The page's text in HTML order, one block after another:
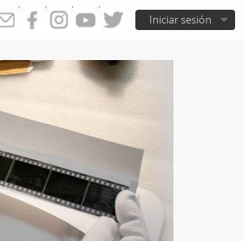
Iniciar sesión